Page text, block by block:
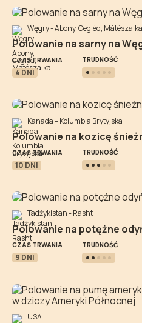
Węgry - Abony, Cegléd, Mátészalka
Polowanie na sarny na
CZAS TRWANIA
4 DNI
TRUDNOŚĆ
Kanada – Kolumbia Brytyjska
Polowanie na kozicę
CZAS TRWANIA
10 DNI
TRUDNOŚĆ
Tadżykistan - Rasht
Polowanie na potężne
CZAS TRWANIA
9 DNI
TRUDNOŚĆ
USA